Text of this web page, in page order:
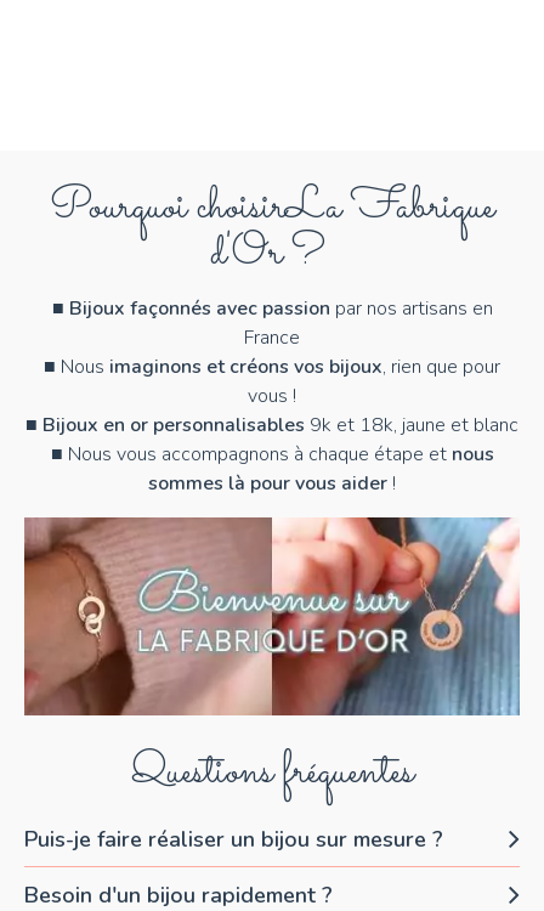
Questions fréquentes
Puis-je faire réaliser un bijou sur mesure ?
Besoin d'un bijou rapidement ?
Pourquoi choisirLa Fabrique
d'Or ?
■ Bijoux façonnés avec passion par nos artisans en
France
■ Nous imaginons et créons vos bijoux, rien que pour
vous !
■ Bijoux en or personnalisables 9k et 18k, jaune et blanc
■ Nous vous accompagnons à chaque étape et nous
sommes là pour vous aider !